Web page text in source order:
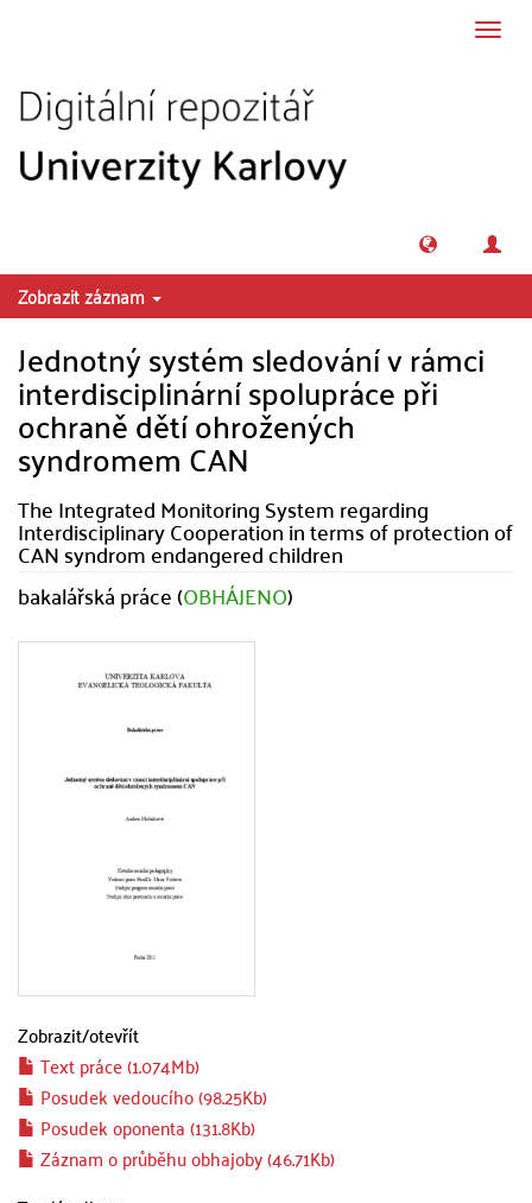
Zobrazit záznam
Jednotný systém sledování v rámci
interdisciplinární spolupráce při
ochraně dětí ohrožených
syndromem CAN
The Integrated Monitoring System regarding
Interdisciplinary Cooperation in terms of protection of
CAN syndrom endangered children
bakalářská práce (OBHÁJENO)
Zobrazit/otevřít
Text práce (1.074Mb)
Posudek vedoucího (98.25Kb)
Posudek oponenta (131.8Kb)
Záznam o průběhu obhajoby (46.71Kb)